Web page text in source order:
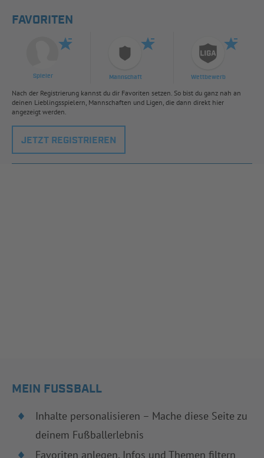
FAVORITEN
Spieler Mannschaft Wettbewerb
Nach der Registrierung kannst du dir Favoriten setzen. So bist du ganz nah an
deinen Lieblingsspielern, Mannschaften und Ligen, die dann direkt hier
angezeigt werden.
JETZT REGISTRIEREN
MEIN FUSSBALL
Inhalte personalisieren – Mache diese Seite zu
deinem Fußballerlebnis
Favoriten anlegen, Infos und Themen filtern